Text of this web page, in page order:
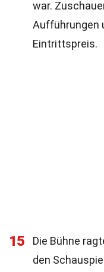
war.
Aufführungen
Eintrittspreis.
15
Die Bühne
den